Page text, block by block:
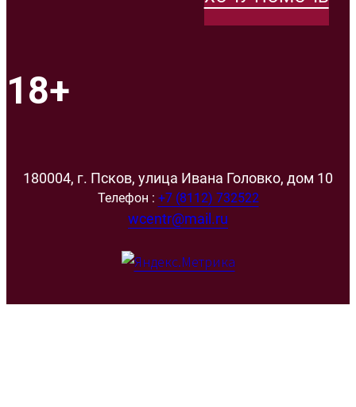
18+
180004, г. Псков, улица Ивана Головко, дом 10
Телефон : +7 (8112) 732522
wcentr@mail.ru